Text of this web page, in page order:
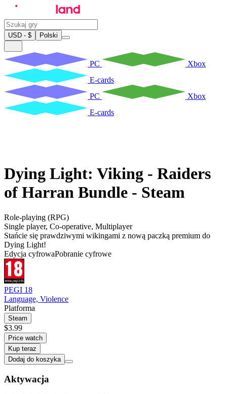
USD - $ Polski
PC
Xbox
E-cards
PC
Xbox
E-cards
Dying Light: Viking - Raiders
of Harran Bundle - Steam
Role-playing (RPG)
Single player, Co-operative, Multiplayer
Stańcie się prawdziwymi wikingami z nową paczką premium do
Dying Light!
Edycja cyfrowaPobranie cyfrowe
PEGI 18
Language, Violence
Platforma
Steam
$3.99
Price watch
Kup teraz
Dodaj do koszyka
Aktywacja